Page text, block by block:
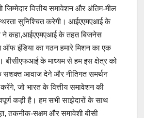
जिम्मेदार वित्तीय समावेशन और अंतिम-मील
सुनिश्चित करेगी। आईएएमएआई के
ने कहा,आईएएमएआई के तहत बिजनेस
ऑफ इंडिया का गठन हमारे मिशन का एक
बीसीएफआई के माध्यम से हम इस क्षेत्र को
सशक्त आवाज देने और नीतिगत समर्थन
जो भारत के वित्तीय समावेशन की
कड़ी है। हम सभी साझेदारों के साथ
तकनीक-सक्षम और समावेशी बीसी